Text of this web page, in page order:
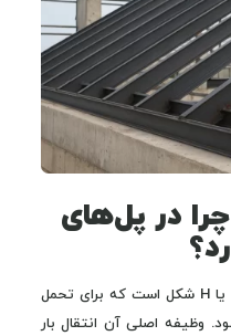
در پل‌های
تیرآهن یک مقطع فولادی با مقطع I یا H شکل است که برای تحمل
وظیفه اصلی آن انتقال بار